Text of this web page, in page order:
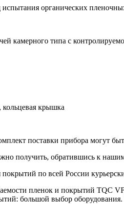
органических
камерного типа с
кольцевая крышка
поставки прибора могут
получить, обратившись к
покрытий по всей России
пленок и покрытий TQC
большой выбор